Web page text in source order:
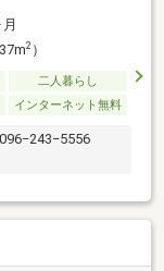
2）
二人暮らし
インターネット無料